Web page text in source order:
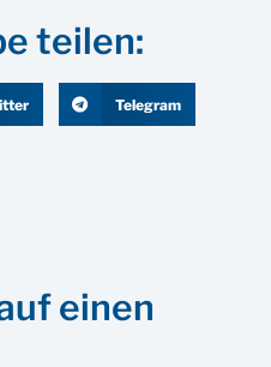
teilen:
Telegram
einen